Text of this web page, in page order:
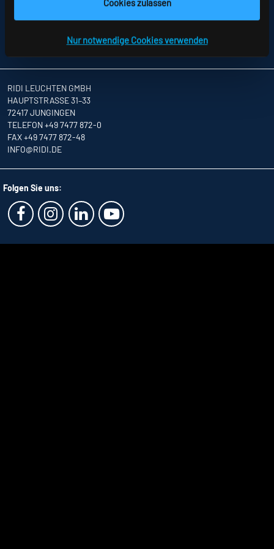
Cookies zulassen
Nur notwendige Cookies verwenden
RIDI LEUCHTEN GMBH
HAUPTSTRASSE 31–33
72417 JUNGINGEN
TELEFON +49 7477 872-0
FAX +49 7477 872-48
INFO@RIDI.DE
Folgen Sie uns: